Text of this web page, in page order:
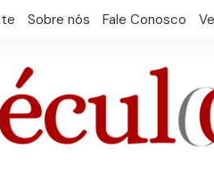
Sobre nós Fale Conosco